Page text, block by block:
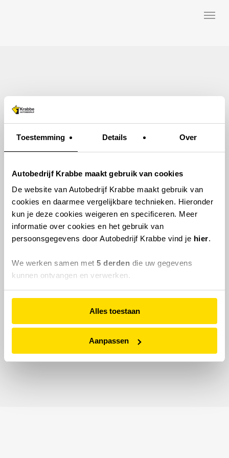
Toestemming Details Over
Autobedrijf Krabbe maakt gebruik van cookies
De website van Autobedrijf Krabbe maakt gebruik van
cookies en daarmee vergelijkbare technieken. Hieronder
kun je deze cookies weigeren en specificeren. Meer
informatie over cookies en het gebruik van
persoonsgegevens door Autobedrijf Krabbe vind je hier.
We werken samen met 5 derden die uw gegevens
kunnen ontvangen en verwerken.
Alles toestaan
Aanpassen
Menu